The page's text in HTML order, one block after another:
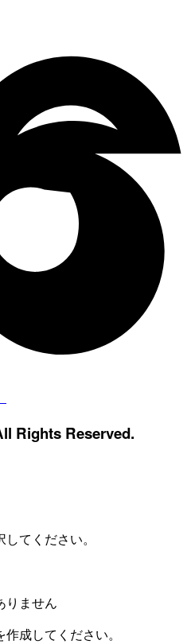
Rights Reserved.
てください。
りません
成してください。